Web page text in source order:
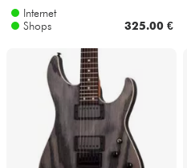
Internet
Shops
325.00 €